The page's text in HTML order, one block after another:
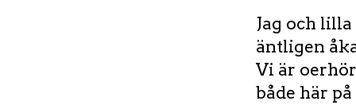
Jag och
äntligen
Vi är
både här